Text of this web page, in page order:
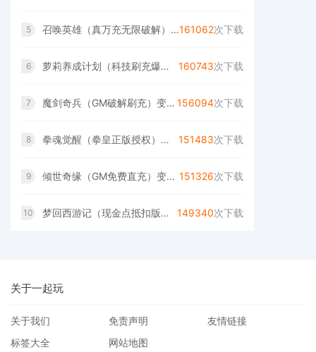
5 召唤英雄（真万充无限破解）变态版（一起玩）161062次下载
6 萝莉养成计划（科技刷充爆衣版）变态版 160743次下载
7 魔剑奇兵（GM破解刷充）变态版 156094次下载
8 拳魂觉醒（拳皇正版授权）变态版（一起玩） 151483次下载
9 倾世奇缘（GM免费直充）变态版（一起玩） 151326次下载
10 梦回西游记（现金点抵扣版）变态版（一起玩） 149340次下载
关于一起玩
关于我们 免责声明
友情链接
标签大全
网站地图